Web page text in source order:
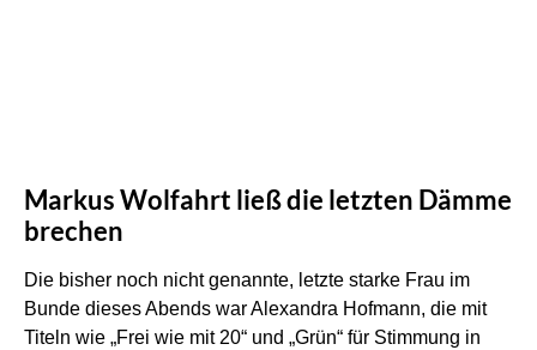
Markus Wolfahrt ließ die letzten Dämme
brechen
Die bisher noch nicht genannte, letzte starke Frau im
Bunde dieses Abends war Alexandra Hofmann, die mit
Titeln wie „Frei wie mit 20“ und „Grün“ für Stimmung in